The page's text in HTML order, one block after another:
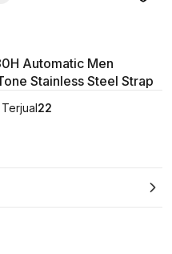
Automatic Men
Stainless Steel Strap
Terjual22